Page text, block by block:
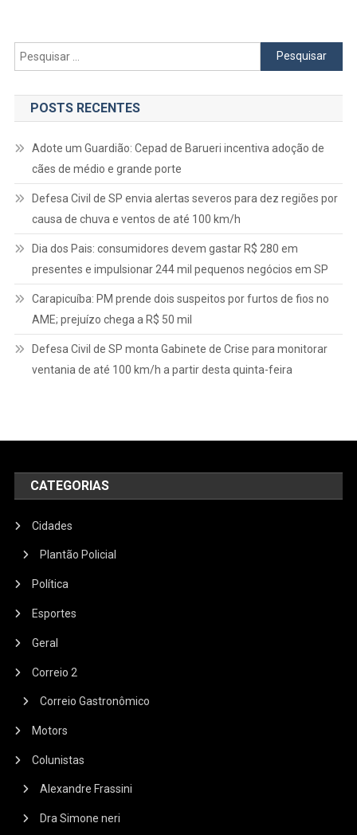
A
De
Pesquisar
por:
POSTS RECENTES
Adote um Guardião: Cepad de Barueri incentiva adoção de
cães de médio e grande porte
Defesa Civil de SP envia alertas severos para dez regiões por
causa de chuva e ventos de até 100 km/h
Dia dos Pais: consumidores devem gastar R$ 280 em
presentes e impulsionar 244 mil pequenos negócios em SP
Carapicuíba: PM prende dois suspeitos por furtos de fios no
AME; prejuízo chega a R$ 50 mil
Defesa Civil de SP monta Gabinete de Crise para monitorar
ventania de até 100 km/h a partir desta quinta-feira
CATEGORIAS
Cidades
Plantão Policial
Política
Esportes
Geral
Correio 2
Correio Gastronômico
Motors
Colunistas
Alexandre Frassini
Dra Simone neri